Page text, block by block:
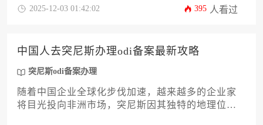
投资咨询公司及银行等十余类服务主体的职能特点
2025-12-03 01:42:02 395 人看过
中国人去突尼斯办理odi备案最新攻略
突尼斯odi备案办理
随着中国企业全球化步伐加速，越来越多的企业家
将目光投向非洲市场，突尼斯因其独特的地理位置